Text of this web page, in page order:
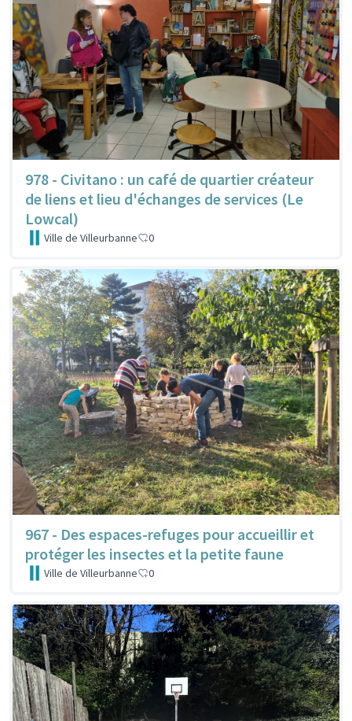
978 - Civitano : un café de quartier créateur
de liens et lieu d'échanges de services (Le
Lowcal)
Ville de Villeurbanne 0
967 - Des espaces-refuges pour accueillir et
protéger les insectes et la petite faune
Ville de Villeurbanne 0